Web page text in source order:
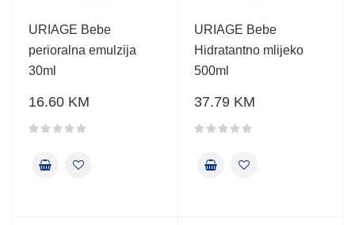
URIAGE Bebe
perioralna emulzija
30ml
16.60 KM
URIAGE Bebe
Hidratantno mlijeko
500ml
37.79 KM